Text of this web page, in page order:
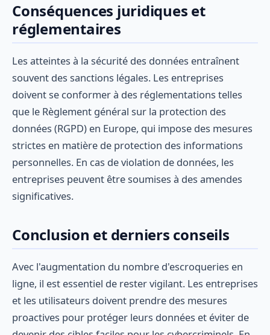
Conséquences juridiques et
réglementaires
Les atteintes à la sécurité des données entraînent
souvent des sanctions légales. Les entreprises
doivent se conformer à des réglementations telles
que le Règlement général sur la protection des
données (RGPD) en Europe, qui impose des mesures
strictes en matière de protection des informations
personnelles. En cas de violation de données, les
entreprises peuvent être soumises à des amendes
significatives.
Conclusion et derniers conseils
Avec l'augmentation du nombre d'escroqueries en
ligne, il est essentiel de rester vigilant. Les entreprises
et les utilisateurs doivent prendre des mesures
proactives pour protéger leurs données et éviter de